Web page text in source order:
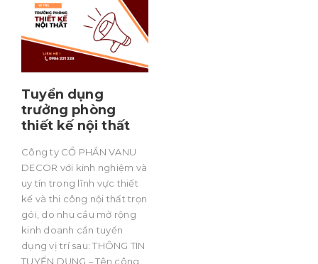
Tuyển dụng
trưởng phòng
thiết kế nội thất
Công ty CỔ PHẦN VANU
DECOR với kinh nghiệm và
uy tín trong lĩnh vực thiết
kế và thi công nội thất trọn
gói, do nhu cầu mở rộng
kinh doanh cần tuyển
dụng vị trí sau: THÔNG TIN
TUYỂN DỤNG – Tên công